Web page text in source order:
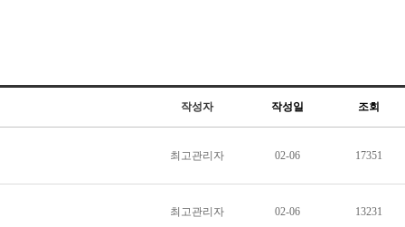
작성자 작성일 조회
최고관리자 02-06 17351
최고관리자 02-06 13231